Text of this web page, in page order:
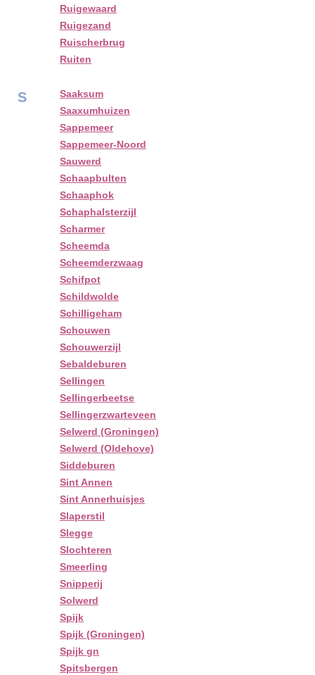
Ruigewaard
Ruigezand
Ruischerbrug
Ruiten
S
Saaksum
Saaxumhuizen
Sappemeer
Sappemeer-Noord
Sauwerd
Schaapbulten
Schaaphok
Schaphalsterzijl
Scharmer
Scheemda
Scheemderzwaag
Schifpot
Schildwolde
Schilligeham
Schouwen
Schouwerzijl
Sebaldeburen
Sellingen
Sellingerbeetse
Sellingerzwarteveen
Selwerd (Groningen)
Selwerd (Oldehove)
Siddeburen
Sint Annen
Sint Annerhuisjes
Slaperstil
Slegge
Slochteren
Smeerling
Snipperij
Solwerd
Spijk
Spijk (Groningen)
Spijk gn
Spitsbergen